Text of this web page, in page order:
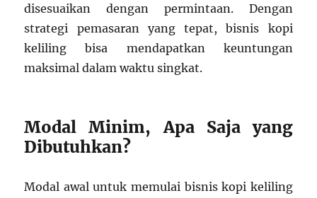
disesuaikan dengan permintaan. Dengan
strategi pemasaran yang tepat, bisnis kopi
keliling bisa mendapatkan keuntungan
maksimal dalam waktu singkat.
Modal Minim, Apa Saja yang
Dibutuhkan?
Modal awal untuk memulai bisnis kopi keliling